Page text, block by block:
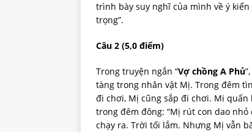
trình bày suy nghĩ của mình về ý
trọng”.
Câu 2 (5,0 điểm)
Trong truyện ngắn “Vợ chồng A Phủ
tàng trong nhân vật Mị. Trong đêm
đi chơi, Mị cũng sắp đi chơi. Mi quấn
trong đêm đông: “Mị rút con dao
chạy ra. Trời tối lắm. Nhưng Mị vẫn